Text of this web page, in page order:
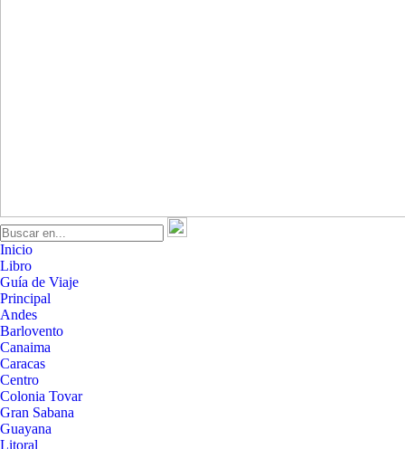
Inicio
Libro
Guía de Viaje
Principal
Andes
Barlovento
Canaima
Caracas
Centro
Colonia Tovar
Gran Sabana
Guayana
Litoral